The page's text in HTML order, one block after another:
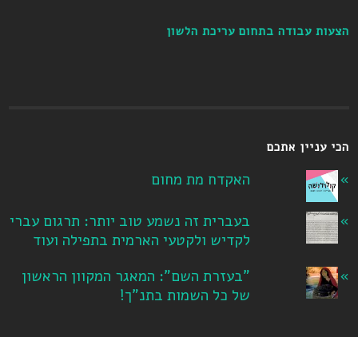
הצעות עבודה בתחום עריכת הלשון
הכי עניין אתכם
האקדח מת מחום
בעברית זה נשמע טוב יותר: תרגום עברי
לקדיש ולקטעי הארמית בתפילה ועוד
"בעזרת השם": המאגר המקוון הראשון
של כל השמות בתנ"ך!